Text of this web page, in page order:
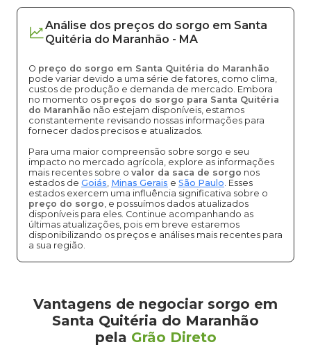
Análise dos preços do sorgo em Santa
Quitéria do Maranhão - MA
O preço do sorgo em Santa Quitéria do Maranhão
pode variar devido a uma série de fatores, como clima,
custos de produção e demanda de mercado. Embora
no momento os preços do sorgo para Santa Quitéria
do Maranhão não estejam disponíveis, estamos
constantemente revisando nossas informações para
fornecer dados precisos e atualizados.
Para uma maior compreensão sobre sorgo e seu
impacto no mercado agrícola, explore as informações
mais recentes sobre o valor da saca de sorgo nos
estados de Goiás, Minas Gerais e São Paulo. Esses
estados exercem uma influência significativa sobre o
preço do sorgo, e possuímos dados atualizados
disponíveis para eles. Continue acompanhando as
últimas atualizações, pois em breve estaremos
disponibilizando os preços e análises mais recentes para
a sua região.
Vantagens de negociar sorgo em
Santa Quitéria do Maranhão
pela Grão Direto